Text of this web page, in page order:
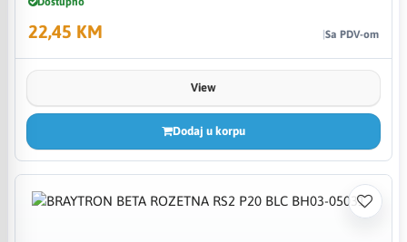
22,45 KM Sa PDV-om
View
Dodaj u korpu